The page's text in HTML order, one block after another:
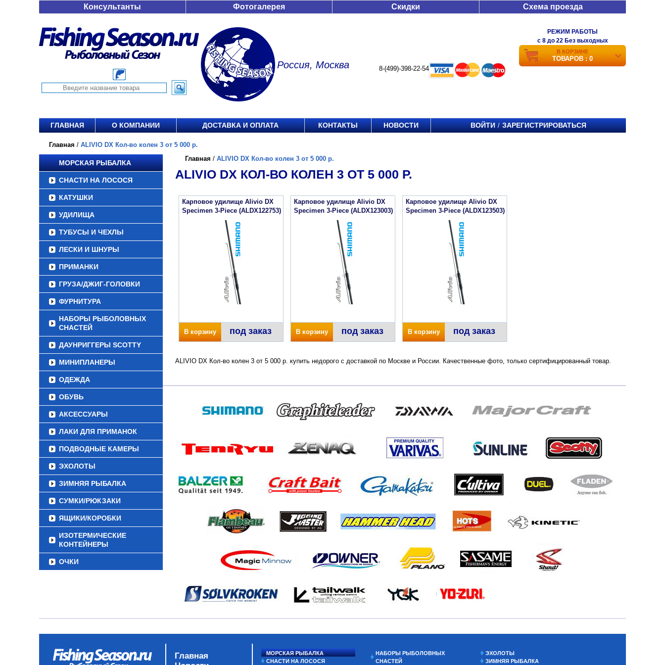
Консультанты Фотогалерея Скидки Схема проезда
Россия, Москва 8-(499)-398-22-54
РЕЖИМ РАБОТЫ
c 8 до 22 Без выходных
В КОРЗИНЕ
ТОВАРОВ : 0
ГЛАВНАЯ О КОМПАНИИ ДОСТАВКА И ОПЛАТА КОНТАКТЫ НОВОСТИ ВОЙТИ / ЗАРЕГИСТРИРОВАТЬСЯ
Главная / ALIVIO DX Кол-во колен 3 от 5 000 р.
МОРСКАЯ РЫБАЛКА
СНАСТИ НА ЛОСОСЯ
КАТУШКИ
УДИЛИЩА
ТУБУСЫ И ЧЕХЛЫ
ЛЕСКИ И ШНУРЫ
ПРИМАНКИ
ГРУЗА/ДЖИГ-ГОЛОВКИ
ФУРНИТУРА
НАБОРЫ РЫБОЛОВНЫХ
СНАСТЕЙ
ДАУНРИГГЕРЫ SCOTTY
МИНИПЛАНЕРЫ
ОДЕЖДА
ОБУВЬ
АКСЕССУАРЫ
ЛАКИ ДЛЯ ПРИМАНОК
ПОДВОДНЫЕ КАМЕРЫ
ЭХОЛОТЫ
ЗИМНЯЯ РЫБАЛКА
СУМКИ/РЮКЗАКИ
ЯЩИКИ/КОРОБКИ
ИЗОТЕРМИЧЕСКИЕ
КОНТЕЙНЕРЫ
ОЧКИ
Главная / ALIVIO DX Кол-во колен 3 от 5 000 р.
ALIVIO DX КОЛ-ВО КОЛЕН 3 ОТ 5 000 Р.
Карповое удилище Alivio DX
Specimen 3-Piece (ALDX122753)
В корзину под заказ
Карповое удилище Alivio DX
Specimen 3-Piece (ALDX123003)
В корзину под заказ
Карповое удилище Alivio DX
Specimen 3-Piece (ALDX123503)
В корзину под заказ
ALIVIO DX Кол-во колен 3 от 5 000 р. купить недорого с доставкой по Москве и России. Качественные фото, только сертифицированный товар.
Главная
МОРСКАЯ РЫБАЛКА
СНАСТИ НА ЛОСОСЯ
НАБОРЫ РЫБОЛОВНЫХ
СНАСТЕЙ
ЭХОЛОТЫ
ЗИМНЯЯ РЫБАЛКА